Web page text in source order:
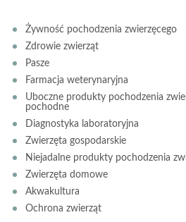
Żywność pochodzenia zwierzęcego
Zdrowie zwierząt
Pasze
Farmacja weterynaryjna
Uboczne produkty pochodzenia
pochodne
Diagnostyka laboratoryjna
Zwierzęta gospodarskie
Niejadalne produkty pochodzenia
Zwierzęta domowe
Akwakultura
Ochrona zwierząt